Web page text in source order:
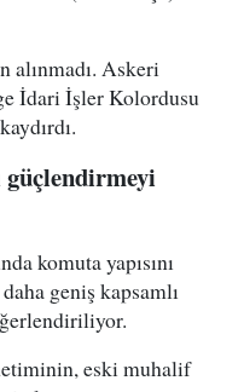
alınmadı. Askeri
İdari İşler Kolordusu
güçlendirmeyi
komuta yapısını
geniş kapsamlı
eski muhalif